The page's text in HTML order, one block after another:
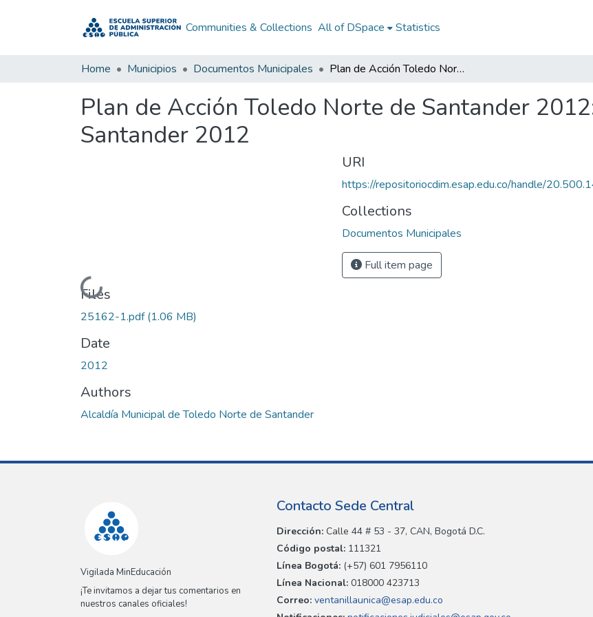
Communities & Collections All of DSpace Statistics
Home Municipios Documentos Municipales Plan de Acción Toledo Norte de Santander 2012: PA Toledo Norte de Santander 2012
Plan de Acción Toledo Norte de Santander
Santander 2012
Loading...
Files
25162-1.pdf(1.06 MB)
Date
2012
Authors
Alcaldía Municipal de Toledo Norte de Santander
URI
https://repositoriocdim.esap.edu.co/handle/
Collections
Documentos Municipales
Full item page
Vigilada MinEducación
¡Te invitamos a dejar tus comentarios en
nuestros canales oficiales!
Contacto Sede Central
Dirección: Calle 44 # 53 - 37, CAN, Bogotá D.C.
Código postal: 111321
Línea Bogotá: (+57) 601 7956110
Línea Nacional: 018000 423713
Correo: ventanillaunica@esap.edu.co